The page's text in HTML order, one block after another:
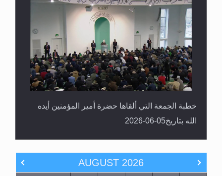
خطبة الجمعة التي ألقاها حضرة أمير المؤمنين أيده
الله بتاريخ05-06-2026
AUGUST 2026